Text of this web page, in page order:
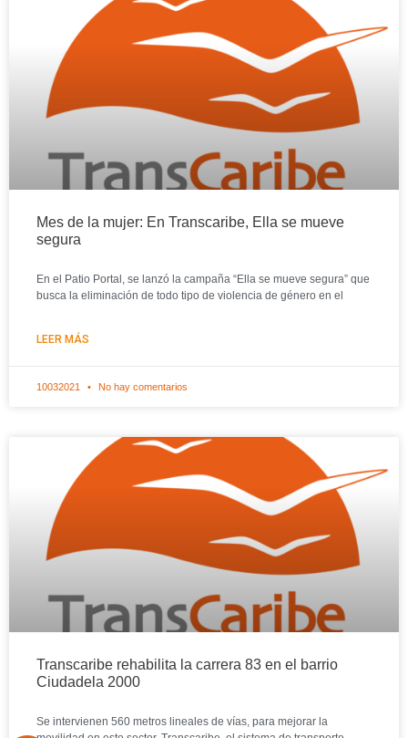
Mes de la mujer: En Transcaribe, Ella se mueve
segura
En el Patio Portal, se lanzó la campaña “Ella se mueve segura” que
busca la eliminación de todo tipo de violencia de género en el
LEER MÁS
10032021 No hay comentarios
Transcaribe rehabilita la carrera 83 en el barrio
Ciudadela 2000
Se intervienen 560 metros lineales de vías, para mejorar la